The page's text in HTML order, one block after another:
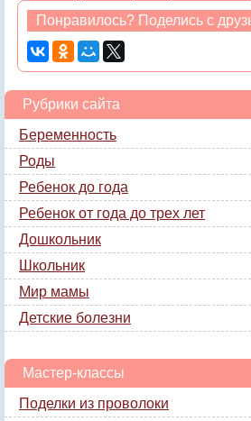
Понравилось? Поделись с
Рубрики сайта
Беременность
Роды
Ребенок до года
Ребенок от года до трех лет
Дошкольник
Школьник
Мир мамы
Детские болезни
Мастер-классы
Поделки из проволоки